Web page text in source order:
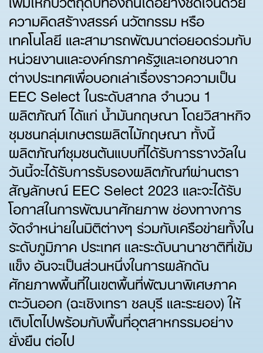
ความคิดสร้างสรรค์ นวัตกรรม หรือ
เทคโนโลยี และสามารถพัฒนาต่อยอดร่วมกับ
หน่วยงานและองค์กรภาครัฐและเอกชนจาก
ต่างประเทศเพื่อบอกเล่าเรื่องราวความเป็น
EEC Select ในระดับสากล จำนวน 1
ผลิตภัณฑ์ ได้แก่ น้ำมันกฤษณา โดยวิสาหกิจ
ชุมชนกลุ่มเกษตรผลิตไม้กฤษณา ทั้งนี้
ผลิตภัณฑ์ชุมชนต้นแบบที่ได้รับการรางวัลใน
วันนี้จะได้รับการรับรองผลิตภัณฑ์ผ่านตรา
สัญลักษณ์ EEC Select 2023 และจะได้รับ
โอกาสในการพัฒนาศักยภาพ ช่องทางการ
จัดจำหน่ายในมิติต่างๆ ร่วมกับเครือข่ายทั้งใน
ระดับภูมิภาค ประเทศ และระดับนานาชาติที่เข้ม
แข็ง อันจะเป็นส่วนหนึ่งในการผลักดัน
ศักยภาพพื้นที่ในเขตพื้นที่พัฒนาพิเศษภาค
ตะวันออก (ฉะเชิงเทรา ชลบุรี และระยอง) ให้
เติบโตไปพร้อมกับพื้นที่อุตสาหกรรมอย่าง
ยั่งยืน ต่อไป